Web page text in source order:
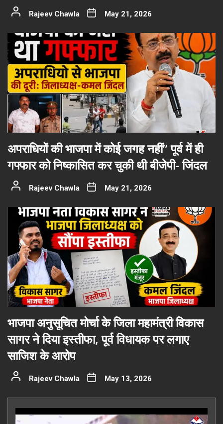
Rajeev Chawla May 21, 2026
अपराधियों की भाजपा में कोई जगह नहीं” पूर्व में ही
गफ्फार को निष्कासित कर चुकी थी बीजेपी- जिंदल
Rajeev Chawla May 21, 2026
भाजपा अनुसूचित मोर्चा के जिला महामंत्री विकास
सागर ने दिया इस्तीफा, पूर्व विधायक पर लगाए
साजिश के आरोप
Rajeev Chawla May 13, 2026